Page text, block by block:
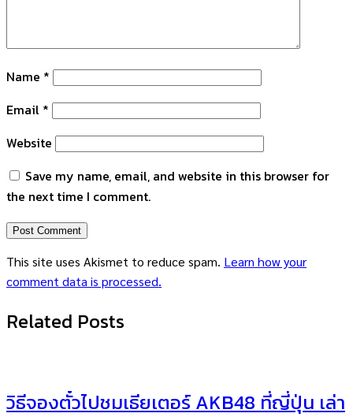
Name *
Email *
Website
Save my name, email, and website in this browser for
the next time I comment.
This site uses Akismet to reduce spam. Learn how your
comment data is processed.
Related Posts
วิธีจองตั๋วไปชมเธียเตอร์ AKB48 ที่ญี่ปุ่น เล่า